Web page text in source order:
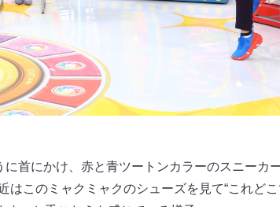
首にかけ、赤と青ツートンカラーのスニーカ
このミャクミャクのシューズを見て“これど